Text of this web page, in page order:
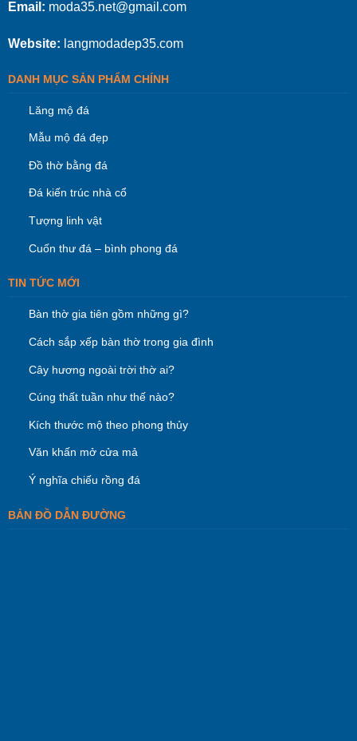
Email: moda35.net@gmail.com
Website: langmodadep35.com
DANH MỤC SẢN PHẨM CHÍNH
Lăng mộ đá
Mẫu mộ đá đẹp
Đồ thờ bằng đá
Đá kiến trúc nhà cổ
Tượng linh vật
Cuốn thư đá – bình phong đá
TIN TỨC MỚI
Bàn thờ gia tiên gồm những gì?
Cách sắp xếp bàn thờ trong gia đình
Cây hương ngoài trời thờ ai?
Cúng thất tuần như thế nào?
Kích thước mộ theo phong thủy
Văn khấn mở cửa mả
Ý nghĩa chiếu rồng đá
BẢN ĐỒ DẪN ĐƯỜNG